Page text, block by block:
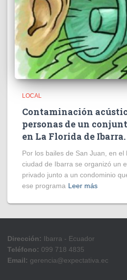
LOCAL
Contaminación
personas de un
en La Florida de Ibarra.
Por los bailes de San Juan, en
ciudad de Ibarra se organizó un
privado junto a un condominio
ese programa Leer más
Dirección: Ibarra - Ecuador
Teléfono: 099 718 4835
Email: gerencia@expectativa.ec